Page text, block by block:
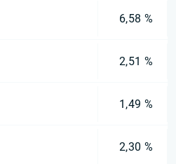
6,58 %
2,51 %
1,49 %
2,30 %